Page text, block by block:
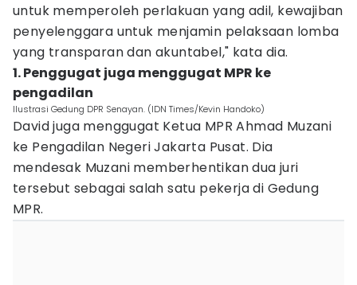
untuk memperoleh perlakuan yang adil, kewajiban
penyelenggara untuk menjamin pelaksaan lomba
yang transparan dan akuntabel," kata dia.
1. Penggugat juga menggugat MPR ke
pengadilan
Ilustrasi Gedung DPR Senayan. (IDN Times/Kevin Handoko)
David juga menggugat Ketua MPR Ahmad Muzani
ke Pengadilan Negeri Jakarta Pusat. Dia
mendesak Muzani memberhentikan dua juri
tersebut sebagai salah satu pekerja di Gedung
MPR.